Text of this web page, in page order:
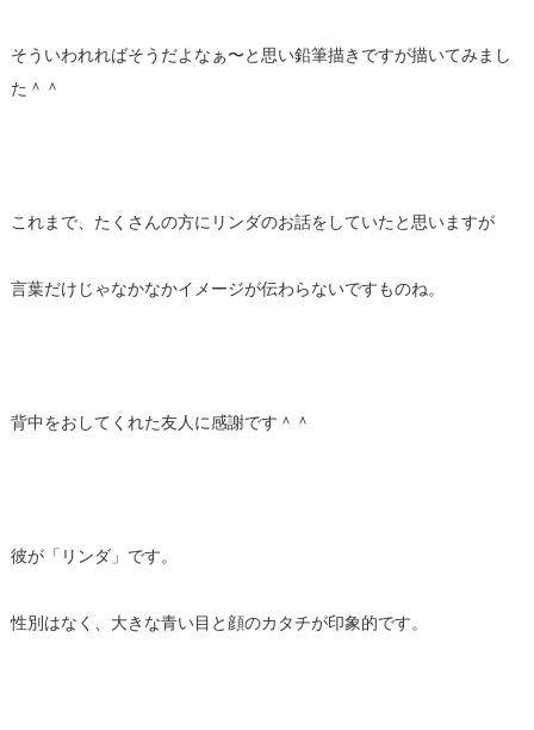
そういわれればそうだよなぁ〜と思い鉛筆描きですが描いてみまし
た＾＾
これまで、たくさんの方にリンダのお話をしていたと思いますが
言葉だけじゃなかなかイメージが伝わらないですものね。
背中をおしてくれた友人に感謝です＾＾
彼が「リンダ」です。
性別はなく、大きな青い目と顔のカタチが印象的です。